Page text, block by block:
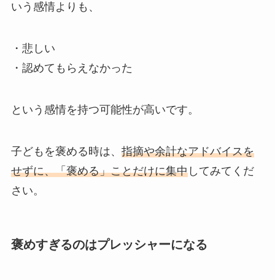
いう感情よりも、
・悲しい
・認めてもらえなかった
という感情を持つ可能性が高いです。
子どもを褒める時は、 指摘や余計なアドバイスを
せずに、「褒める」ことだけに集中してみてくだ
さい。
褒めすぎるのはプレッシャーになる